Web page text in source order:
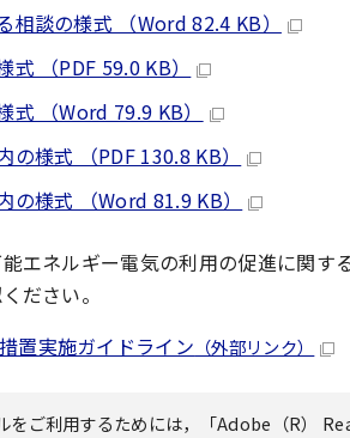
相談の様式 （Word 82.4 KB）
（PDF 59.0 KB）
式 （Word 79.9 KB）
様式 （PDF 130.8 KB）
の様式 （Word 81.9 KB）
エネルギー電気の利用の促進に関
ださい。
置実施ガイドライン （外部リンク）
をご利用するためには，「Adobe（R）